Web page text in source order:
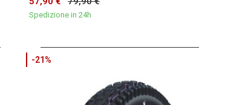
Spedizione in 24h
-21%